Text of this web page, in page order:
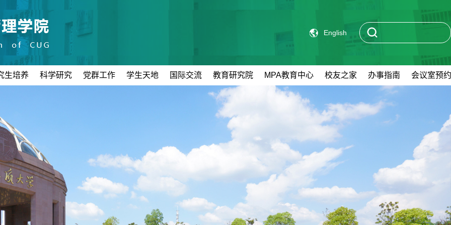
English
生培养 科学研究 党群工作 学生天地 国际交流 教育研究院 MPA教育中心 校友之家 办事指南 会议室预约